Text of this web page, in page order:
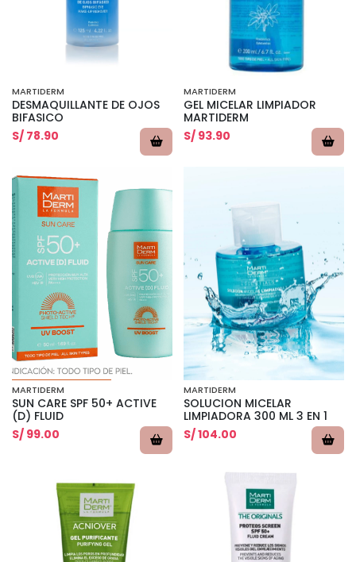
MARTIDERM
DESMAQUILLANTE DE OJOS
BIFASICO
S/ 78.90
MARTIDERM
GEL MICELAR LIMPIADOR
MARTIDERM
S/ 93.90
MARTIDERM
SUN CARE SPF 50+ ACTIVE
(D) FLUID
S/ 99.00
MARTIDERM
SOLUCION MICELAR
LIMPIADORA 300 ML 3 EN 1
S/ 104.00